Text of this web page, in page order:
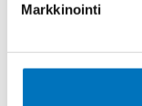
Markkinointi